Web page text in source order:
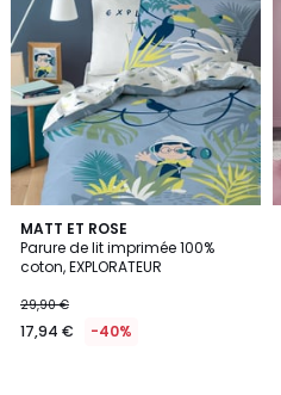
MATT ET ROSE
Parure de lit imprimée 100%
coton, EXPLORATEUR
29,90 €
17,94 € -40%